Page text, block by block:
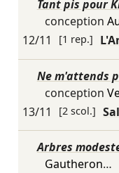
Tant pis pour
conception
12/11
[1 rep.]
Ne m'attends
conception
13/11
[2 scol.]
Arbres
Gautheron…